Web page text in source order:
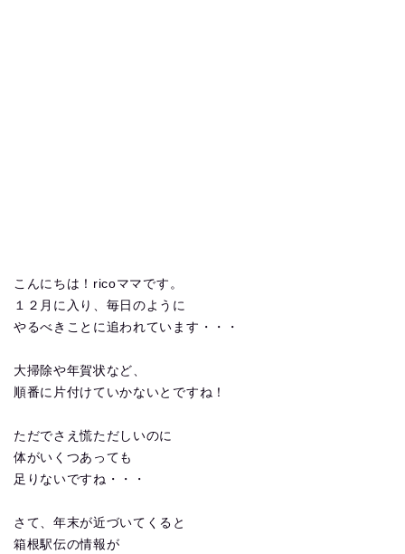
こんにちは！ricoママです。
１２月に入り、毎日のように
やるべきことに追われています・・・
大掃除や年賀状など、
順番に片付けていかないとですね！
ただでさえ慌ただしいのに
体がいくつあっても
足りないですね・・・
さて、年末が近づいてくると
箱根駅伝の情報が